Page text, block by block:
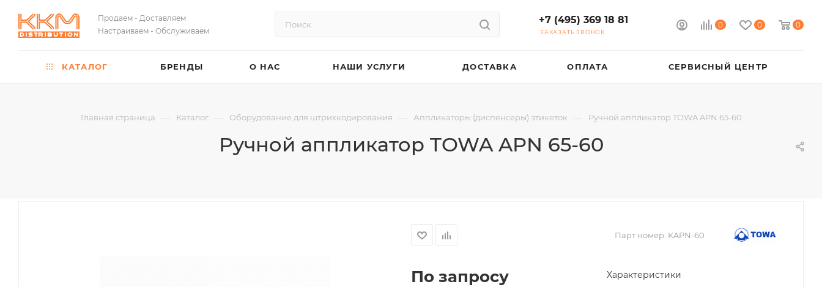
Продаем - Доставляем
Настраиваем - Обслуживаем
0 0 0
+7 (495) 369 18 81
ЗАКАЗАТЬ ЗВОНОК
КАТАЛОГ БРЕНДЫ О НАС НАШИ УСЛУГИ ДОСТАВКА ОПЛАТА СЕРВИСНЫЙ ЦЕНТР
Главная страница — Каталог — Оборудование для штрихкодирования — Аппликаторы (диспенсеры) этикеток — Ручной аппликатор TOWA APN 65-60
Ручной аппликатор TOWA APN 65-60
Парт номер: KAPN-60
По запросу Характеристики